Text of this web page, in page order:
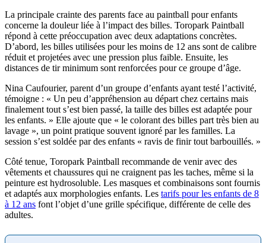
La principale crainte des parents face au paintball pour enfants
concerne la douleur liée à l’impact des billes. Toropark Paintball
répond à cette préoccupation avec deux adaptations concrètes.
D’abord, les billes utilisées pour les moins de 12 ans sont de calibre
réduit et projetées avec une pression plus faible. Ensuite, les
distances de tir minimum sont renforcées pour ce groupe d’âge.
Nina Caufourier, parent d’un groupe d’enfants ayant testé l’activité,
témoigne : « Un peu d’appréhension au départ chez certains mais
finalement tout s’est bien passé, la taille des billes est adaptée pour
les enfants. » Elle ajoute que « le colorant des billes part très bien au
lavage », un point pratique souvent ignoré par les familles. La
session s’est soldée par des enfants « ravis de finir tout barbouillés. »
Côté tenue, Toropark Paintball recommande de venir avec des
vêtements et chaussures qui ne craignent pas les taches, même si la
peinture est hydrosoluble. Les masques et combinaisons sont fournis
et adaptés aux morphologies enfants. Les tarifs pour les enfants de 8
à 12 ans font l’objet d’une grille spécifique, différente de celle des
adultes.